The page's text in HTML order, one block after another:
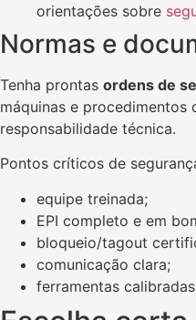
orientações sobre
Normas e
Tenha prontas ordens de
máquinas e procedimentos
responsabilidade técnica.
Pontos críticos de
equipe treinada;
EPI completo e em
bloqueio/tagout
comunicação clara;
ferramentas